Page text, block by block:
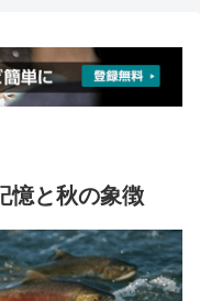
憶と秋の象徴